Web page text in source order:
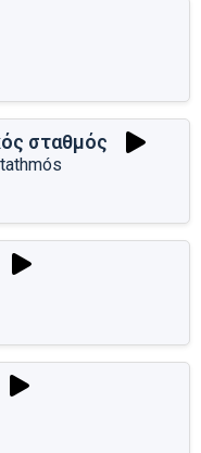
σταθμός